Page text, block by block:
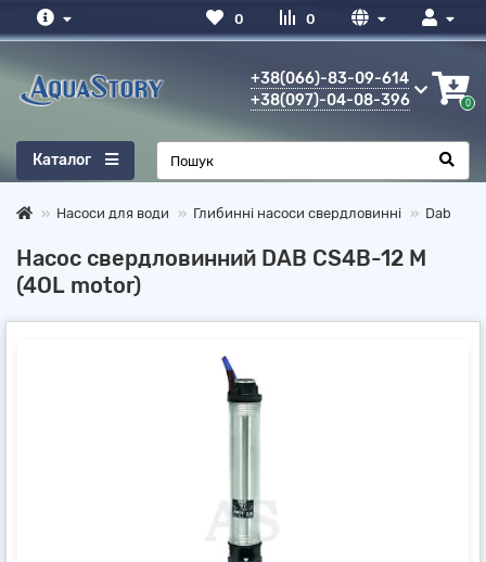
0
0
+38(066)-83-09-614
+38(097)-04-08-396
0
Каталог
Насоси для води Глибинні насоси свердловинні Dab
Насос свердловинний DAB CS4B-12 M
(4OL motor)